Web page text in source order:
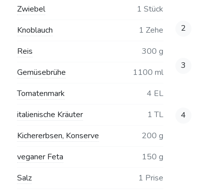
Zwiebel
1 Stück
Knoblauch
1 Zehe
Reis
300 g
Gemüsebrühe
1100 ml
Tomatenmark
4 EL
italienische Kräuter
1 TL
Kichererbsen, Konserve
200 g
veganer Feta
150 g
Salz
1 Prise
2
3
4